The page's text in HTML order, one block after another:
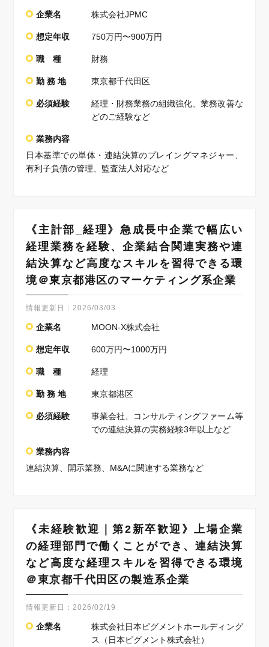
企業名 株式会社JPMC
想定年収 750万円〜900万円
職 種 財務
勤 務 地 東京都千代田区
必須経験
経理・財務業務の組織強化、業務改善な
どのご経験など
業務内容
日本基準での単体・連結決算のプレイングマネジャー、
有利子負債の管理、監査法人対応など
《主計部_経理》急成長中企業で幅広い
経理業務を経験、企業結合関連実務や連
結決算など高度なスキルを習得できる環
境＠東京都港区のマーケティング系企業
情報更新日：2026/03/03
企業名 MOON-X株式会社
想定年収 600万円〜1000万円
職 種 経理
勤 務 地 東京都港区
必須経験
事業会社、コンサルティングファーム等
での連結決算の実務経験3年以上など
業務内容
連結決算、開示業務、M&Aに関連する業務など
《未経験歓迎｜第2新卒歓迎》上場企業
の経理部門で働くことができ、連結決算
など高度な経理スキルを習得できる環境
＠東京都千代田区の製造系企業
情報更新日：2026/02/19
企業名
株式会社日本ピグメントホールディング
ス（日本ピグメント株式会社）